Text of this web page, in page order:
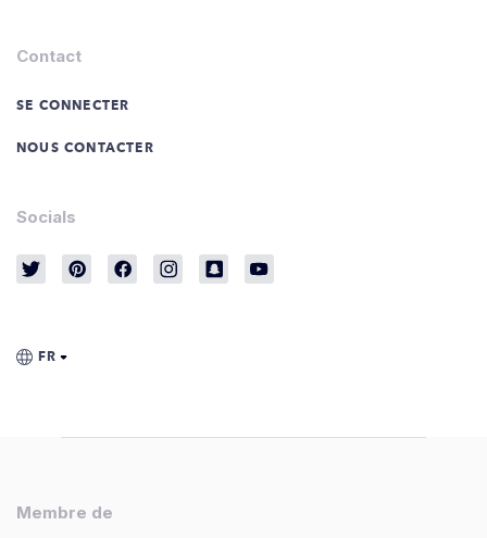
Contact
SE CONNECTER
NOUS CONTACTER
Socials
Membre de